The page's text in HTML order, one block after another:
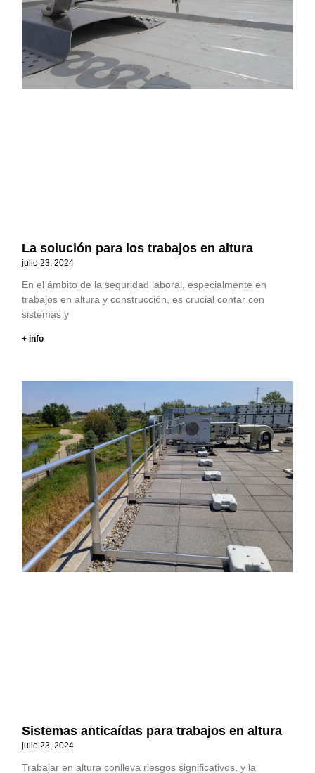
La solución para los trabajos en altura
julio 23, 2024
En el ámbito de la seguridad laboral, especialmente en
trabajos en altura y construcción, es crucial contar con
sistemas y
+ info
Sistemas anticaídas para trabajos en altura
julio 23, 2024
Trabajar en altura conlleva riesgos significativos, y la